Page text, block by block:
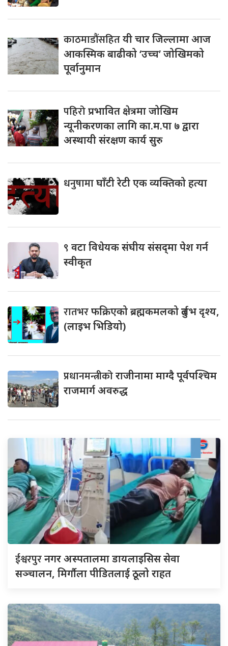
काठमाडौंसहितयी चार जिल्लामा आज
आकस्मिक बाढीको ‘उच्च’ जोखिमको
पूर्वानुमान
पहिरोप्रभावित क्षेत्रमा जोखिम
न्यूनीकरणका लागि का.म.पा ७ द्वारा
अस्थायी संरक्षण कार्य सुरु
धनुषामाघाँटी रेटी एक व्यक्तिको हत्या
९ वटा विधेयक संघीय संसद्‌मा पेश गर्न
स्वीकृत
रातभरफक्रिएको ब्रह्मकमलको दुर्लभ दृश्य,
(लाइभ भिडियो)
प्रधानमन्त्रीकोराजीनामा माग्दै पूर्वपश्चिम
राजमार्ग अवरुद्ध
ईश्वरपुरनगर अस्पतालमा डायलाइसिस सेवा
सञ्चालन, मिर्गौला पीडितलाई ठूलो राहत